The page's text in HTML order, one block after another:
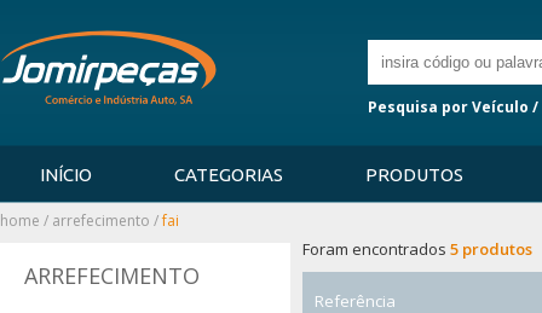
Pesquisa por Veículo
INÍCIO CATEGORIAS PRODUTOS
home / arrefecimento /fai
ARREFECIMENTO
Foram encontrados 5 produtos
Referência